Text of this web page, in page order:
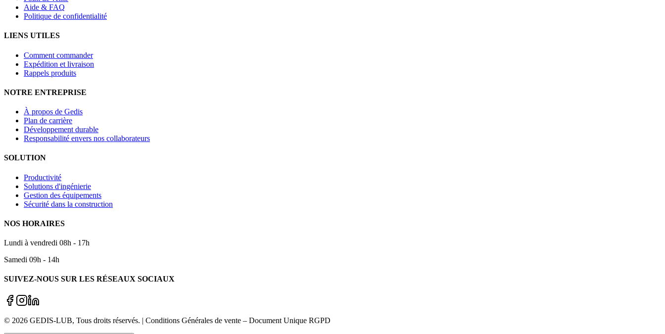
Aide & FAQ
Politique de confidentialité
LIENS UTILES
Comment commander
Expédition et livraison
Rappels produits
NOTRE ENTREPRISE
À propos de Gedis
Plan de carrière
Développement durable
Responsabilité envers nos collaborateurs
SOLUTION
Productivité
Solutions d'ingénierie
Gestion des équipements
Sécurité dans la construction
NOS HORAIRES
Lundi à vendredi 08h - 17h
Samedi 09h - 14h
SUIVEZ-NOUS SUR LES RÉSEAUX SOCIAUX
© 2026 GEDIS-LUB, Tous droits réservés. | Conditions Générales de vente – Document Unique RGPD